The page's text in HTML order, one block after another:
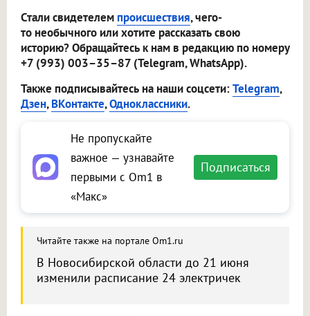
Стали свидетелем происшествия, чего-
то необычного или хотите рассказать свою
историю? Обращайтесь к нам в редакцию по номеру
+7 (993) 003–35–87 (Telegram, WhatsApp).
Также подписывайтесь на наши соцсети:Telegram,
Дзен,ВКонтакте,Одноклассники.
Не пропускайте
важное — узнавайте
первыми с Om1 в
«Макс»
Подписаться
Читайте также на портале Om1.ru
В Новосибирской области до 21 июня
изменили расписание 24 электричек